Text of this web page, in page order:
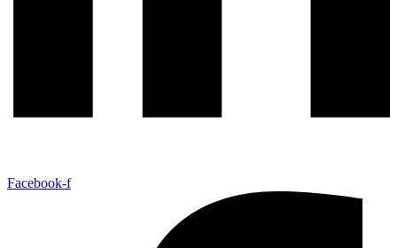
Facebook-f